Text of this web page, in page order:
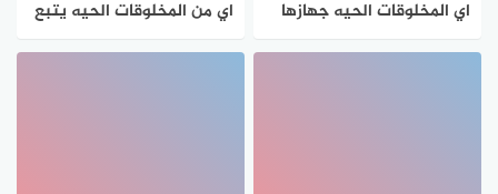
اي المخلوقات الحيه جهازها
العصبي اقل تعقيدا ؟
اي من المخلوقات الحيه يتبع
مملكة الفطريات؟